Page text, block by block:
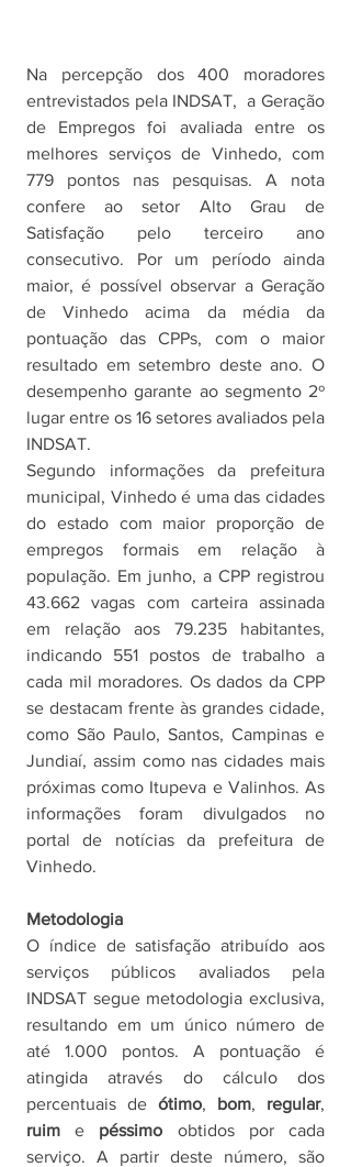
Na percepção dos 400 moradores
entrevistados pela INDSAT,  a Geração
de Empregos foi avaliada entre os
melhores serviços de Vinhedo, com
779 pontos nas pesquisas. A nota
confere ao setor Alto Grau de
Satisfação pelo terceiro ano
consecutivo. Por um período ainda
maior, é possível observar a Geração
de Vinhedo acima da média da
pontuação das CPPs, com o maior
resultado em setembro deste ano. O
desempenho garante ao segmento 2º
lugar entre os 16 setores avaliados pela
INDSAT.
Segundo informações da prefeitura
municipal, Vinhedo é uma das cidades
do estado com maior proporção de
empregos formais em relação à
população. Em junho, a CPP registrou
43.662 vagas com carteira assinada
em relação aos 79.235 habitantes,
indicando 551 postos de trabalho a
cada mil moradores. Os dados da CPP
se destacam frente às grandes cidade,
como São Paulo, Santos, Campinas e
Jundiaí, assim como nas cidades mais
próximas como Itupeva e Valinhos. As
informações foram divulgados no
portal de notícias da prefeitura de
Vinhedo.
Metodologia
O índice de satisfação atribuído aos
serviços públicos avaliados pela
INDSAT segue metodologia exclusiva,
resultando em um único número de
até 1.000 pontos. A pontuação é
atingida através do cálculo dos
percentuais de ótimo, bom, regular
ruim e péssimo obtidos por cada
serviço. A partir deste número, são